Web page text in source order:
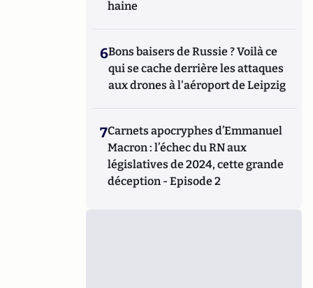
haine
6Bons baisers de Russie ? Voilà ce
qui se cache derrière les attaques
aux drones à l'aéroport de Leipzig
7Carnets apocryphes d’Emmanuel
Macron : l’échec du RN aux
législatives de 2024, cette grande
déception - Episode 2